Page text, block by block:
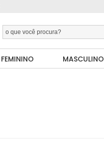
FEMININO MASCULINO